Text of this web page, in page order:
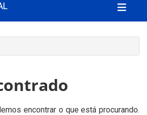
encontrar o que está procurando.